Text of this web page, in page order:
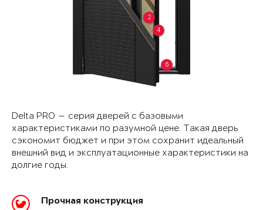
2
4
6
Delta PRO — серия дверей с базовыми
характеристиками по разумной цене. Такая дверь
сэкономит бюджет и при этом сохранит идеальный
внешний вид и эксплуатационные характеристики на
долгие годы.
Прочная конструкция